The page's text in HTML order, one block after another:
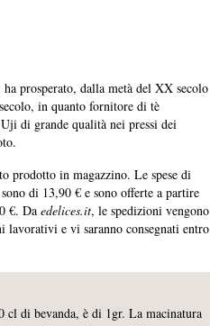
prosperato, dalla metà del XX secolo
in quanto fornitore di tè
di grande qualità nei pressi dei
prodotto in magazzino. Le spese di
sono di 13,90 € e sono offerte a partire
€. Da edelices.it, le spedizioni vengono
lavorativi e vi saranno consegnati entro
cl di bevanda, è di 1gr. La macinatura